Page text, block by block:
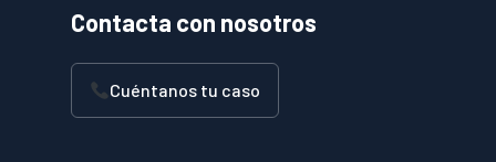
Contacta con nosotros
Cuéntanos tu caso